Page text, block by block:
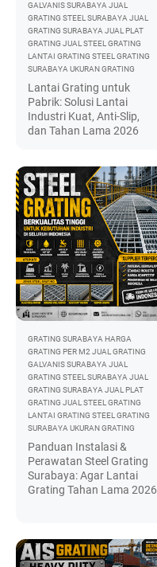
GALVANIS SURABAYAJUAL
GRATING STEEL SURABAYAJUAL
GRATING SURABAYAJUAL PLAT
GRATING JUAL STEEL GRATING
LANTAI GRATING STEEL GRATING
SURABAYAUKURAN GRATING
Lantai Grating untuk
Pabrik: Solusi Lantai
Industri Kuat, Anti-Slip,
dan Tahan Lama 2026
GRATING SURABAYA HARGA
GRATING PER M2 JUAL GRATING
GALVANIS SURABAYA JUAL
GRATING STEEL SURABAYA JUAL
GRATING SURABAYA JUAL PLAT
GRATING JUAL STEEL GRATING
LANTAI GRATING STEEL GRATING
SURABAYA UKURAN GRATING
Panduan Instalasi &
Perawatan Steel Grating
Surabaya: Agar Lantai
Grating Tahan Lama 2026